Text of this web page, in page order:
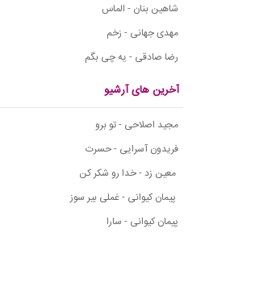
شاهین بنان - الماس
مهدی جهانی - زخم
رضا صادقی - یه چی بگم
آخرین های آرشیو
مجید اصلاحی - تو برو
فریدون آسرایی - حسرت
معین زد - خدا رو شکر کن
پیمان کیوانی - غملی بیر سوز
پیمان کیوانی - سارا